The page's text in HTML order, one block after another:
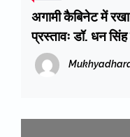
अगामी कैबिनेट में रखा
प्रस्तावः डॉ. धन सिंह